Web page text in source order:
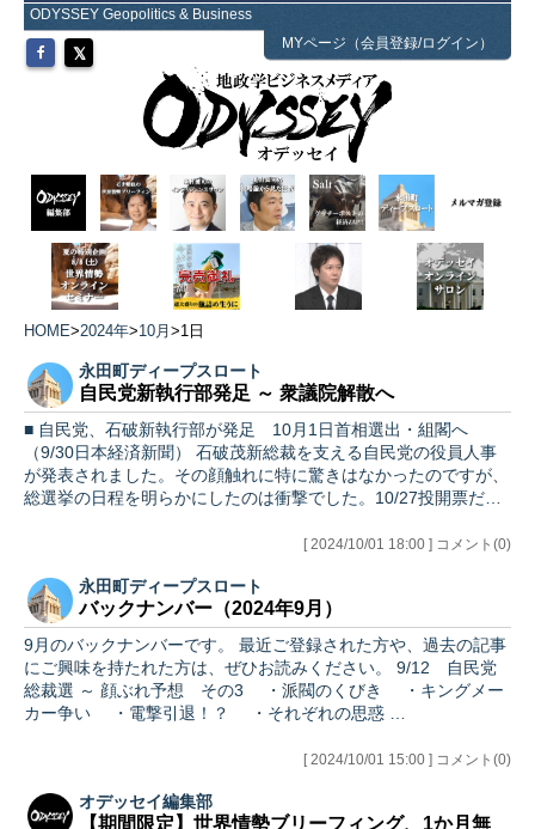
ODYSSEY Geopolitics & Business
MYページ（会員登録/ログイン）
HOME>2024年>10月 >1日
永田町ディープスロート
自民党新執行部発足 ～ 衆議院解散へ
■ 自民党、石破新執行部が発足 10月1日首相選出・組閣へ
（9/30日本経済新聞） 石破茂新総裁を支える自民党の役員人事
が発表されました。その顔触れに特に驚きはなかったのですが、
総選挙の日程を明らかにしたのは衝撃でした。10/27投開票だ…
[ 2024/10/01 18:00 ] コメント(0)
永田町ディープスロート
バックナンバー（2024年9月）
9月のバックナンバーです。 最近ご登録された方や、過去の記事
にご興味を持たれた方は、ぜひお読みください。 9/12 自民党
総裁選 ～ 顔ぶれ予想 その3 ・派閥のくびき ・キングメー
[ 2024/10/01 15:00 ] コメント(0)
オデッセイ編集部
【期間限定】世界情勢ブリーフィング、1か月無